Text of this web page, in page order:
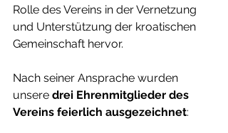
Rolle des Vereins in der Vernetzung
und Unterstützung der kroatischen
Gemeinschaft hervor.
Nach seiner Ansprache wurden
unsere drei Ehrenmitglieder des
Vereins feierlich ausgezeichnet: